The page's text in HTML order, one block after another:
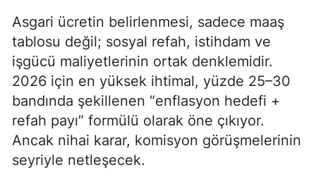
Asgari ücretin belirlenmesi, sadece maaş
tablosu değil; sosyal refah, istihdam ve
işgücü maliyetlerinin ortak denklemidir.
2026 için en yüksek ihtimal, yüzde 25–30
bandında şekillenen “enflasyon hedefi +
refah payı” formülü olarak öne çıkıyor.
Ancak nihai karar, komisyon görüşmelerinin
seyriyle netleşecek.